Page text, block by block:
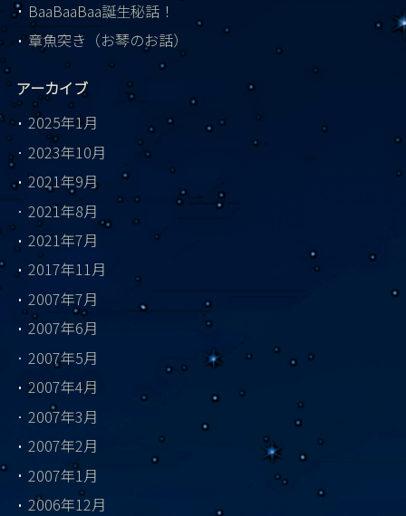
BaaBaaBaa誕生秘話！
章魚突き（お琴のお話）
アーカイブ
2025年1月
2023年10月
2021年9月
2021年8月
2021年7月
2017年11月
2007年7月
2007年6月
2007年5月
2007年4月
2007年3月
2007年2月
2007年1月
2006年12月